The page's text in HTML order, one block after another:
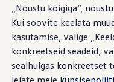
„Nõustu kõigiga“,
Kui soovite keelata
kasutamise, valige
konkreetseid seadeid,
sealhulgas konkreetset
leiate meie
Golf
Tiguan
Passat
Tayron
Touareg
Ära iial ütle iial
ID. teadmised